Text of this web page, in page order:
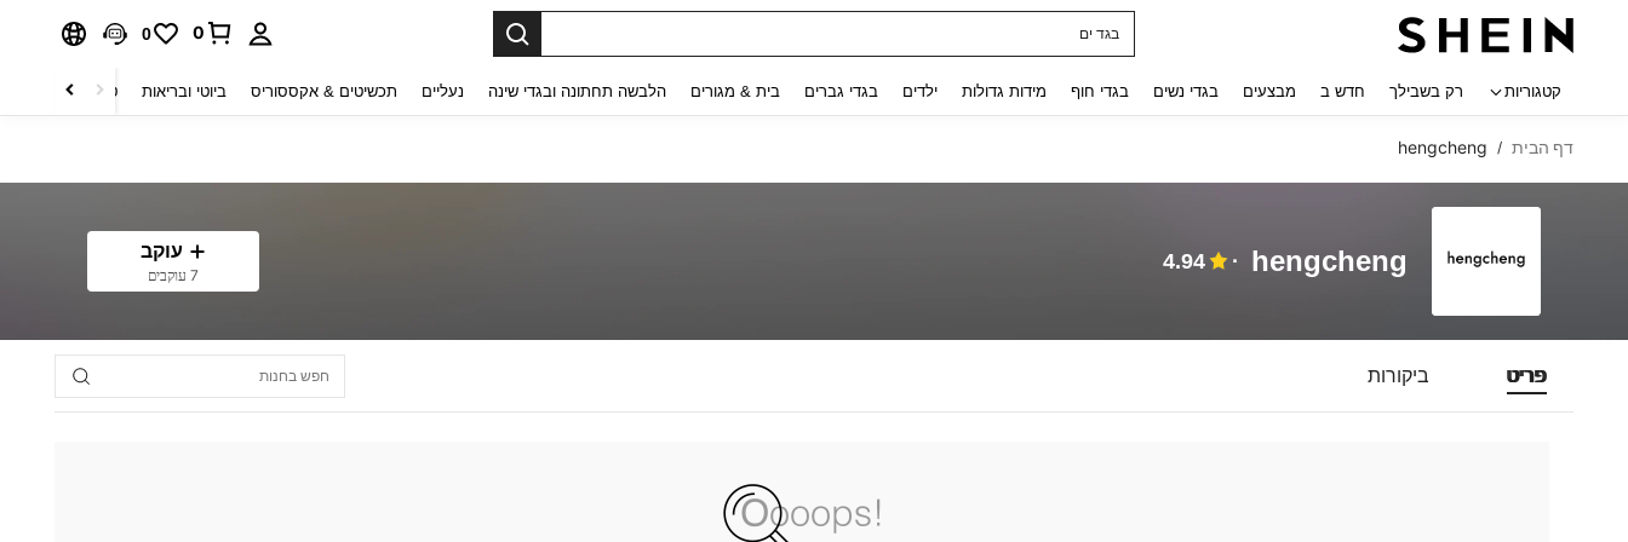
בגד ים
0
0
קטגוריות רק בשבילך חדש ב מבצעים בגדי נשים בגדי חוף מידות גדולות ילדים בגדי גברים בית & מגורים הלבשה תחתונה ובגדי שינה נעליים תכשיטים & אקססוריס ביוטי ובריאות טקסטיל לבית
דף הבית /
hengcheng
hengcheng
4.94 עוקב
7 עוקבים
פריט ביקורות